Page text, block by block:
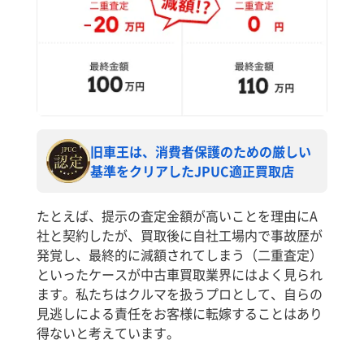
旧車王は、消費者保護のための厳しい
基準をクリアしたJPUC適正買取店
たとえば、提示の査定金額が高いことを理由にA
社と契約したが、買取後に自社工場内で事故歴が
発覚し、最終的に減額されてしまう（二重査定）
といったケースが中古車買取業界にはよく見られ
ます。私たちはクルマを扱うプロとして、自らの
見逃しによる責任をお客様に転嫁することはあり
得ないと考えています。